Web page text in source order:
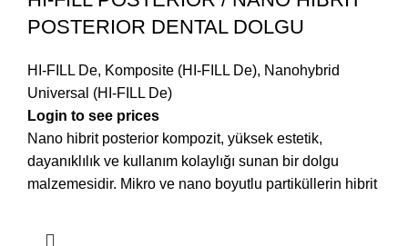
POSTERIOR DENTAL DOLGU
HI-FILL De, Komposite (HI-FILL De), Nanohybrid
Universal (HI-FILL De)
Login to see prices
Nano hibrit posterior kompozit, yüksek estetik,
dayanıklılık ve kullanım kolaylığı sunan bir dolgu
malzemesidir. Mikro ve nano boyutlu partiküllerin hibrit